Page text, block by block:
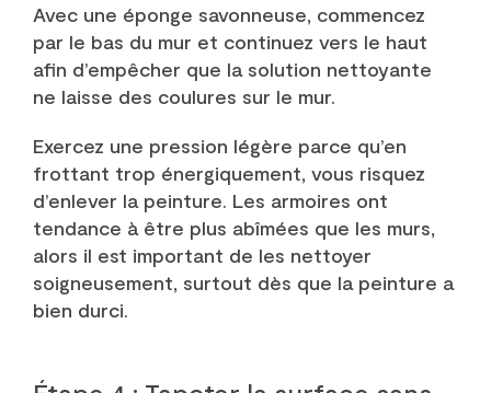
Avec une éponge savonneuse, commencez
par le bas du mur et continuez vers le haut
afin d’empêcher que la solution nettoyante
ne laisse des coulures sur le mur.
Exercez une pression légère parce qu’en
frottant trop énergiquement, vous risquez
d’enlever la peinture. Les armoires ont
tendance à être plus abîmées que les murs,
alors il est important de les nettoyer
soigneusement, surtout dès que la peinture a
bien durci.